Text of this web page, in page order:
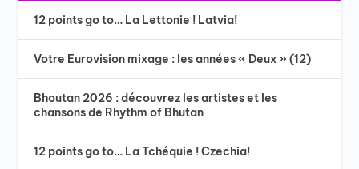
12 points go to… La Lettonie ! Latvia!
Votre Eurovision mixage : les années « Deux » (12)
Bhoutan 2026 : découvrez les artistes et les
chansons de Rhythm of Bhutan
12 points go to… La Tchéquie ! Czechia!